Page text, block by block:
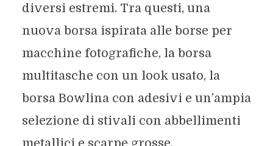
diversi estremi. Tra questi, una
nuova borsa ispirata alle borse per
macchine fotografiche, la borsa
multitasche con un look usato, la
borsa Bowlina con adesivi e un’ampia
selezione di stivali con abbellimenti
metallici e scarpe grosse.